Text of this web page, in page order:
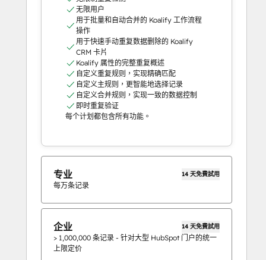
无限用户
用于批量和自动合并的 Koalify 工作流程
操作
用于快速手动重复数据删除的 Koalify
CRM 卡片
Koalify 属性的完整重复概述
自定义重复规则，实现精确匹配
自定义主规则，更智能地选择记录
自定义合并规则，实现一致的数据控制
即时重复验证
每个计划都包含所有功能。
专业 14 天免費試用
每万条记录
企业 14 天免費試用
> 1,000,000 条记录 - 针对大型 HubSpot 门户的统一
上限定价